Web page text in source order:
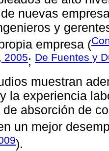
nuevas
y
empresa (
2005; De Fuentes y
muestran
la experiencia
absorción de
un mejor
).